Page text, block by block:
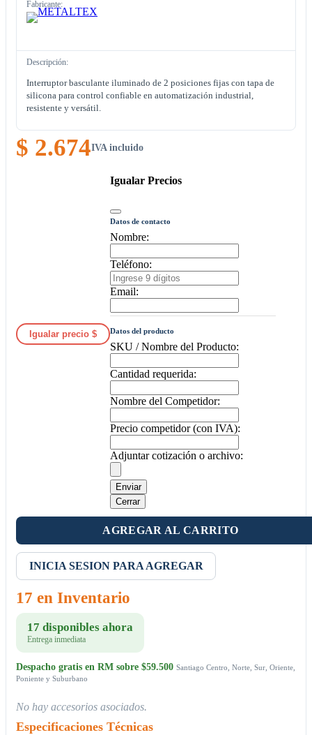
Fabricante:
Descripción:
Interruptor basculante iluminado de 2 posiciones fijas con tapa de
silicona para control confiable en automatización industrial,
resistente y versátil.
$ 2.674IVA incluido
Igualar precio $
Igualar Precios
Datos de contacto
Nombre:
Teléfono:
Email:
Datos del producto
SKU / Nombre del Producto:
Cantidad requerida:
Nombre del Competidor:
Precio competidor (con IVA):
Adjuntar cotización o archivo:
Enviar
Cerrar
AGREGAR AL CARRITO
INICIA SESION PARA AGREGAR
17 en Inventario
17 disponibles ahora
Entrega inmediata
Despacho gratis en RM sobre $59.500 Santiago Centro, Norte, Sur, Oriente,
Poniente y Suburbano
No hay accesorios asociados.
Especificaciones Técnicas